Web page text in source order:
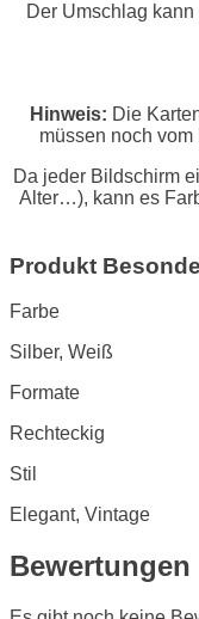
Der Umschlag
Hinweis: Die
müssen noch
Da jeder Bildschirm
Alter…), kann es
Produkt
Farbe
Silber, Weiß
Formate
Rechteckig
Stil
Elegant, Vintage
Bewertungen